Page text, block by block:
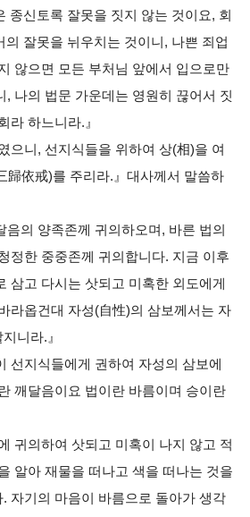
종신토록 잘못을 짓지 않는 것이요, 회
의 잘못을 뉘우치는 것이니, 나쁜 죄업
않으면 모든 부처님 앞에서 입으로만
, 나의 법문 가운데는 영원히 끊어서 짓
라 하느니라.』
으니, 선지식들을 위하여 상(相)을 여
歸依戒)를 주리라.』대사께서 말씀하
음의 양족존께 귀의하오며, 바른 법의
정한 중중존께 귀의합니다. 지금 이후
삼고 다시는 삿되고 미혹한 외도에게
라옵건대 자성(自性)의 삼보께서는 자
니라.』
선지식들에게 권하여 자성의 삼보에
깨달음이요 법이란 바름이며 승이란
귀의하여 삿되고 미혹이 나지 않고 적
알아 재물을 떠나고 색을 떠나는 것을
자기의 마음이 바름으로 돌아가 생각